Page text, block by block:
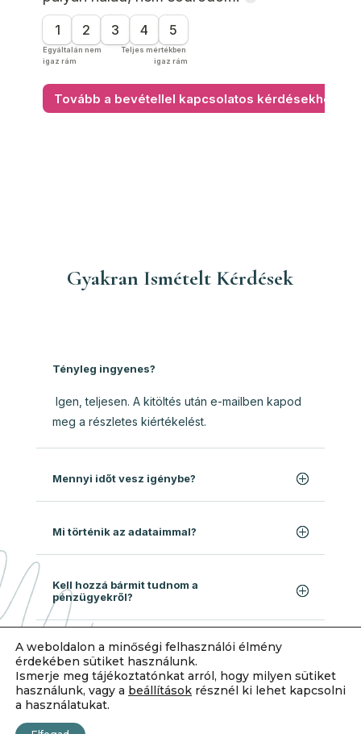
Gyakran Ismételt Kérdések
Tényleg ingyenes?
Igen, teljesen. A kitöltés után e-mailben kapod
meg a részletes kiértékelést.
Mennyi időt vesz igénybe?
Mi történik az adataimmal?
Kell hozzá bármit tudnom a
pénzügyekről?
A weboldalon a minőségi felhasználói élmény
érdekében sütiket használunk.
Ismerje meg tájékoztatónkat arról, hogy milyen sütiket
használunk, vagy a beállítások résznél ki lehet kapcsolni
a használatukat.